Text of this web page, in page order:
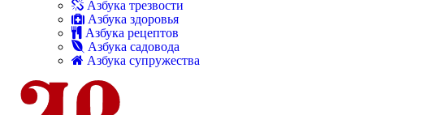
Азбука трезвости
Азбука здоровья
Азбука рецептов
Азбука садовода
Азбука супружества